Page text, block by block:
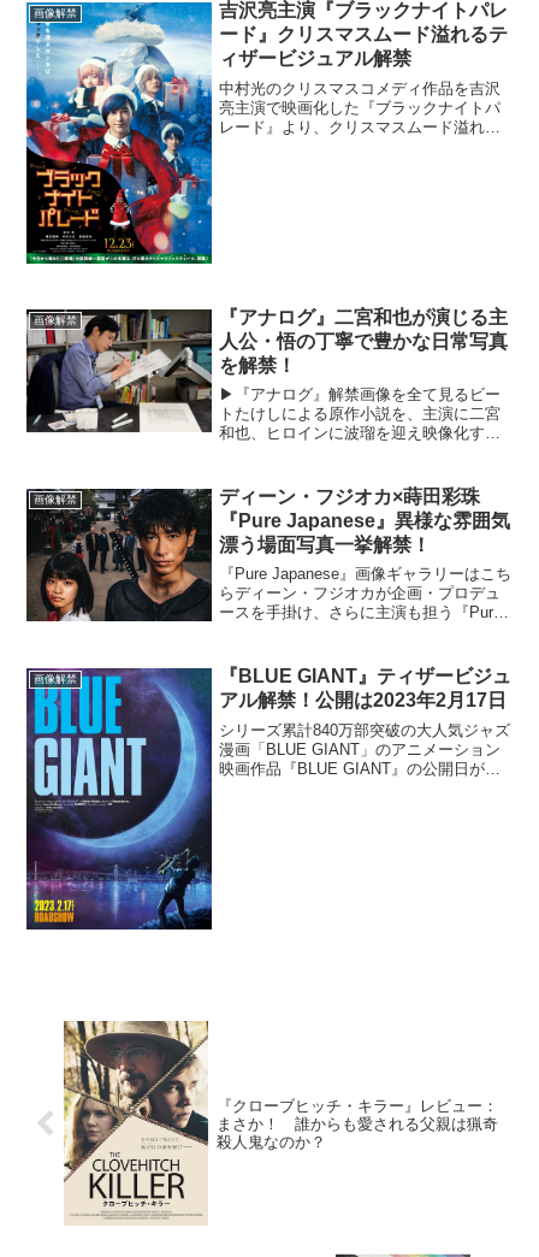
ートフィルムを制作。世界から6,000本超
のショートフィル...
画像解禁
吉沢亮主演『ブラックナイトパレ
ード』クリスマスムード溢れるテ
ィザービジュアル解禁
中村光のクリスマスコメディ作品を吉沢
亮主演で映画化した『ブラックナイトパ
レード』より、クリスマスムード溢れる
画像解禁
『アナログ』二宮和也が演じる主
人公・悟の丁寧で豊かな日常写真
を解禁！
▶︎『アナログ』解禁画像を全て見るビー
トたけしによる原作小説を、主演に二宮
和也、ヒロインに波瑠を迎え映像化する
写真が解禁された。主人公・悟（二宮和
也）と携帯電話を持たな...
画像解禁
ディーン・フジオカ×蒔田彩珠
『Pure Japanese』異様な雰囲気
漂う場面写真一挙解禁！
『Pure Japanese』画像ギャラリーはこち
らディーン・フジオカが企画・プロデュ
ースを手掛け、さらに主演も担う『Pure
手女優・蒔田彩珠をヒロインに、共...
画像解禁
『BLUE GIANT』ティザービジュ
アル解禁！公開は2023年2⽉17⽇
シリーズ累計840万部突破の⼤⼈気ジャズ
漫画「BLUE GIANT」のアニメーション
映画作品『BLUE GIANT』の公開⽇が
『クローブヒッチ・キラー』レビュー：
まさか！ 誰からも愛される父親は猟奇
殺人鬼なのか？